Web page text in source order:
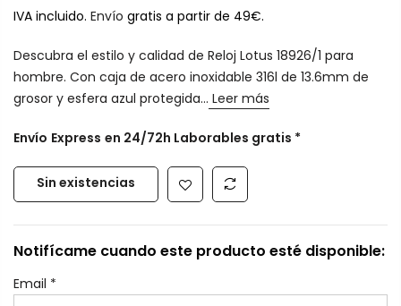
IVA incluido. Envío gratis a partir de 49€.
Descubra el estilo y calidad de Reloj Lotus 18926/1 para
hombre. Con caja de acero inoxidable 316l de 13.6mm de
grosor y esfera azul protegida... Leer más
Envío Express en 24/72h Laborables gratis *
Sin existencias
Notifícame cuando este producto esté disponible:
Email *